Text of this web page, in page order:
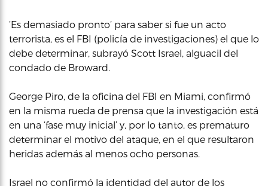
‘Es demasiado pronto’ para saber si fue un acto
terrorista, es el FBI (policía de investigaciones) el que lo
debe determinar, subrayó Scott Israel, alguacil del
condado de Broward.
George Piro, de la oficina del FBI en Miami, confirmó
en la misma rueda de prensa que la investigación está
en una ‘fase muy inicial’ y, por lo tanto, es prematuro
determinar el motivo del ataque, en el que resultaron
heridas además al menos ocho personas.
Israel no confirmó la identidad del autor de los